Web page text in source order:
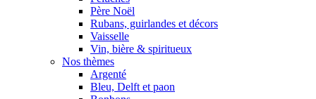
Nos thèmes
Argenté
Bleu, Delft et paon
Père Noël
Rubans, guirlandes et décors
Vaisselle
Vin, bière & spiritueux